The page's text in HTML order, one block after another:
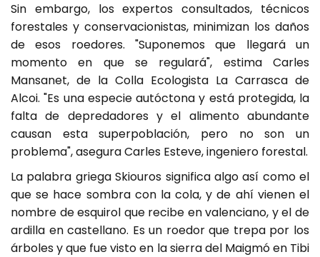
Sin embargo, los expertos consultados, técnicos
forestales y conservacionistas, minimizan los daños
de esos roedores. "Suponemos que llegará un
momento en que se regulará", estima Carles
Mansanet, de la Colla Ecologista La Carrasca de
Alcoi. "Es una especie autóctona y está protegida, la
falta de depredadores y el alimento abundante
causan esta superpoblación, pero no son un
problema", asegura Carles Esteve, ingeniero forestal.
La palabra griega Skiouros significa algo así como el
que se hace sombra con la cola, y de ahí vienen el
nombre de esquirol que recibe en valenciano, y el de
ardilla en castellano. Es un roedor que trepa por los
árboles y que fue visto en la sierra del Maigmó en Tibi